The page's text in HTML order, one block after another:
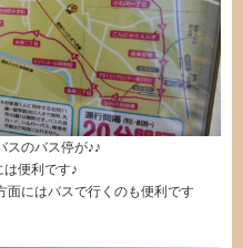
スのバス停が♪♪
便利です♪
面にはバスで行くのも便利です